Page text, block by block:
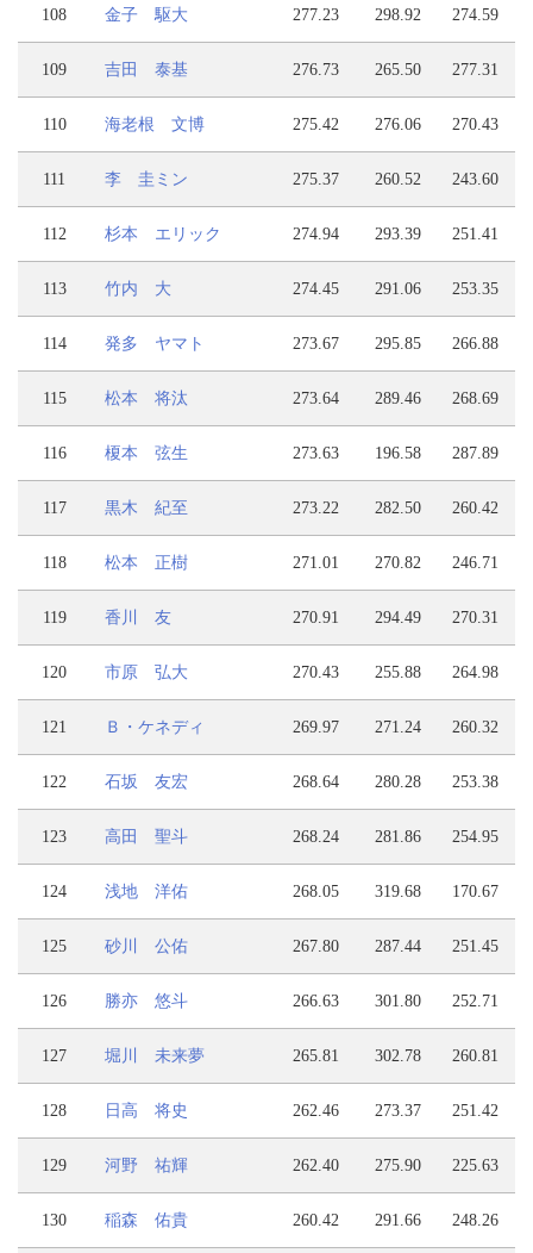
108 金子 駆大 277.23 298.92 274.59
109 吉田 泰基 276.73 265.50 277.31
110 海老根 文博 275.42 276.06 270.43
111 李 圭ミン 275.37 260.52 243.60
112 杉本 エリック 274.94 293.39 251.41
113 竹内 大 274.45 291.06 253.35
114 発多 ヤマト 273.67 295.85 266.88
115 松本 将汰 273.64 289.46 268.69
116 榎本 弦生 273.63 196.58 287.89
117 黒木 紀至 273.22 282.50 260.42
118 松本 正樹 271.01 270.82 246.71
119 香川 友 270.91 294.49 270.31
120 市原 弘大 270.43 255.88 264.98
121 Ｂ・ケネディ 269.97 271.24 260.32
122 石坂 友宏 268.64 280.28 253.38
123 高田 聖斗 268.24 281.86 254.95
124 浅地 洋佑 268.05 319.68 170.67
125 砂川 公佑 267.80 287.44 251.45
126 勝亦 悠斗 266.63 301.80 252.71
127 堀川 未来夢 265.81 302.78 260.81
128 日高 将史 262.46 273.37 251.42
129 河野 祐輝 262.40 275.90 225.63
130 稲森 佑貴 260.42 291.66 248.26